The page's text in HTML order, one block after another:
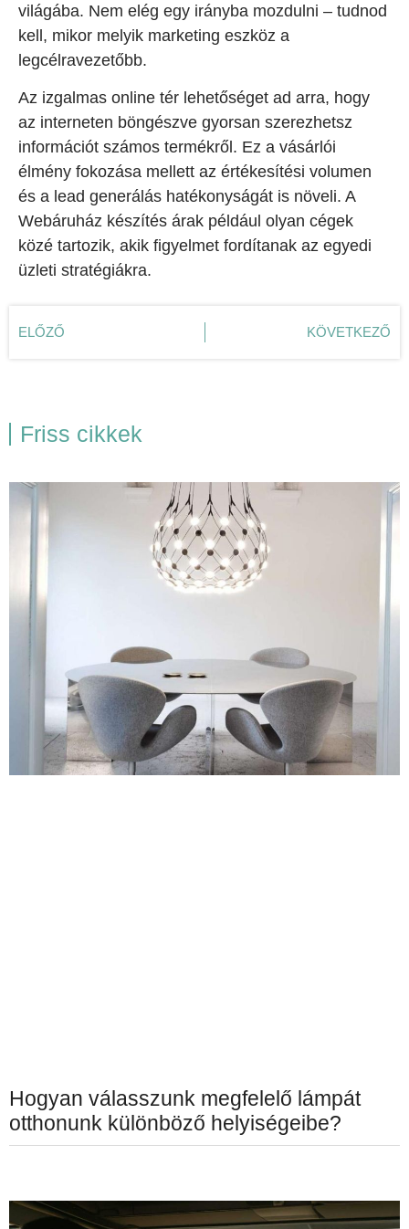
világába. Nem elég egy irányba mozdulni – tudnod
kell, mikor melyik marketing eszköz a
legcélravezetőbb.
Az izgalmas online tér lehetőséget ad arra, hogy
az interneten böngészve gyorsan szerezhetsz
információt számos termékről. Ez a vásárlói
élmény fokozása mellett az értékesítési volumen
és a lead generálás hatékonyságát is növeli. A
Webáruház készítés árak például olyan cégek
közé tartozik, akik figyelmet fordítanak az egyedi
üzleti stratégiákra.
ELŐZŐ KÖVETKEZŐ
Friss cikkek
Hogyan válasszunk megfelelő lámpát
otthonunk különböző helyiségeibe?